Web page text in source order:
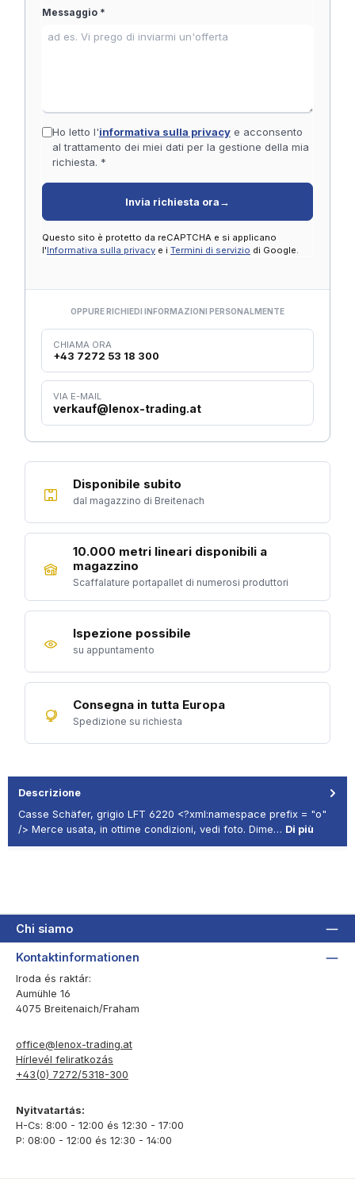
Messaggio *
Ho letto l'informativa sulla privacye acconsento
al trattamento dei miei dati per la gestione della mia
richiesta. *
Invia richiesta ora →
Questo sito è protetto da reCAPTCHA e si applicano
l'Informativa sulla privacy e i Termini di servizio di Google.
OPPURE RICHIEDI INFORMAZIONI PERSONALMENTE
CHIAMA ORA
+43 7272 53 18 300
VIA E-MAIL
verkauf@lenox-trading.at
Disponibile subito
dal magazzino di Breitenach
10.000 metri lineari disponibili a
magazzino
Scaffalature portapallet di numerosi produttori
Ispezione possibile
su appuntamento
Consegna in tutta Europa
Spedizione su richiesta
Descrizione
Casse Schäfer, grigio LFT 6220 <?xml:namespace prefix = "o"
/> Merce usata, in ottime condizioni, vedi foto. Dime… Di più
Chi siamo
Kontaktinformationen
Iroda és raktár:
Aumühle 16
4075 Breitenaich/Fraham
office@lenox-trading.at
Hírlevél feliratkozás
+43(0) 7272/5318-300
Nyitvatartás:
H-Cs: 8:00 - 12:00 és 12:30 - 17:00
P: 08:00 - 12:00 és 12:30 - 14:00